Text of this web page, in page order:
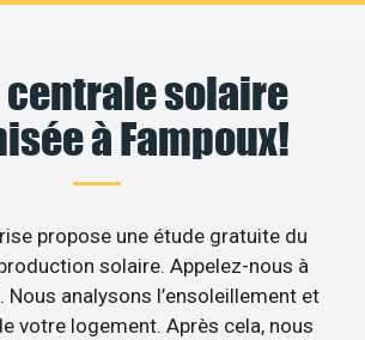
centrale solaire
à Fampoux!
propose une étude gratuite du
solaire. Appelez-nous à
Nous analysons l’ensoleillement et
votre logement. Après cela, nous